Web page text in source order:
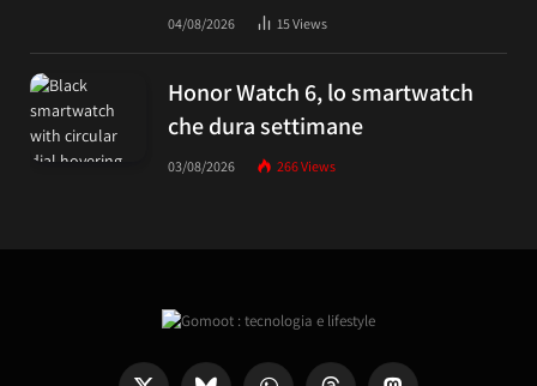
04/08/2026 15Views
Honor Watch 6, lo smartwatch
che dura settimane
03/08/2026 266Views